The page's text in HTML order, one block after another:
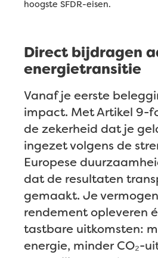
hoogste SFDR-eisen.
Direct bijdragen
energietransitie
Vanaf je eerste
impact. Met Artikel 9-
de zekerheid dat je
ingezet volgens de
Europese
dat de resultaten
gemaakt. Je
rendement opleveren
tastbare uitkomsten:
energie, minder CO₂-